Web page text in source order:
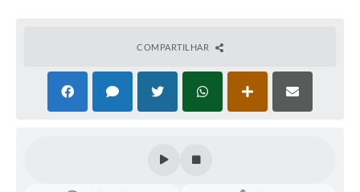
Mapa de estradas rurais
COMPARTILHAR